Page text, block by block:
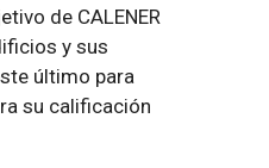
de CALENER
y sus
último para
su calificación